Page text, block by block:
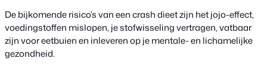
De bijkomende risico’s van een crash dieet zijn het jojo-effect,
voedingstoffen mislopen, je stofwisseling vertragen, vatbaar
zijn voor eetbuien en inleveren op je mentale- en lichamelijke
gezondheid.